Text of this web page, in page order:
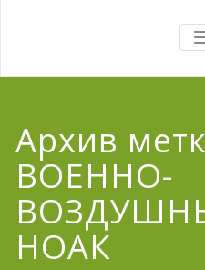
Архив
ВОЕННО-
НОАК